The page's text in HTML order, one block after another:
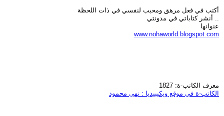
أكتب في فعل مرهق ومحبب لنفسي في ذات اللحظة
.. أنشر كتاباتي في مدونتي
عنوانها
www.nohaworld.blogspot.com
معرف الكاتب-ة: 1827
الكاتب-ة في موقع ويكيبيديا : نهى محمود